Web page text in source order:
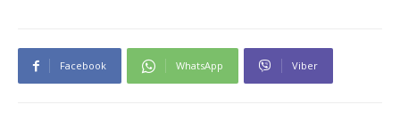
Facebook WhatsApp Viber